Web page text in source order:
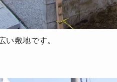
い敷地です。